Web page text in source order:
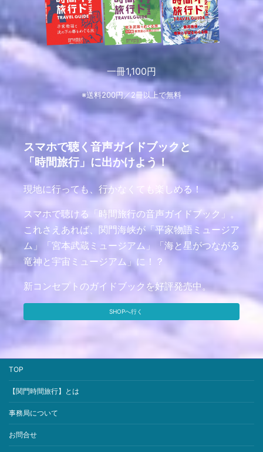
一冊1,100円
※送料200円／2冊以上で無料
スマホで聴く音声ガイドブックと
「時間旅行」に出かけよう！
現地に行っても、行かなくても楽しめる！
スマホで聴ける「時間旅行の音声ガイドブック」。
これさえあれば、関門海峡が「平家物語ミュージア
ム」「宮本武蔵ミュージアム」「海と星がつながる
竜神と宇宙ミュージアム」に！？
新コンセプトのガイドブックを好評発売中。
SHOPへ行く
TOP
【関門時間旅行】とは
事務局について
お問合せ